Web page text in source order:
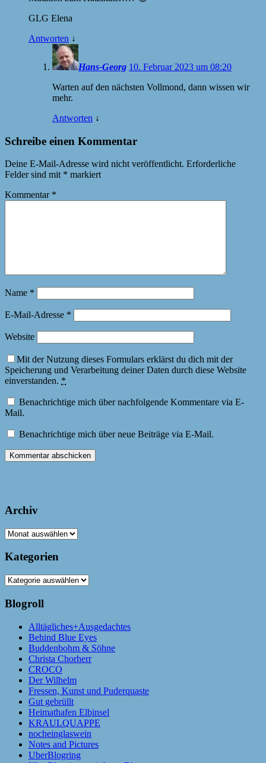
GLG Elena
Antworten ↓
Hans-Georg 10. Februar 2023 um 08:20
Warten auf den nächsten Vollmond, dann wissen wir
mehr.
Antworten ↓
Schreibe einen Kommentar
Deine E-Mail-Adresse wird nicht veröffentlicht. Erforderliche
Felder sind mit * markiert
Kommentar *
Name *
E-Mail-Adresse *
Website
Mit der Nutzung dieses Formulars erklärst du dich mit der
Speicherung und Verarbeitung deiner Daten durch diese Website
einverstanden. *
Benachrichtige mich über nachfolgende Kommentare via E-
Mail.
Benachrichtige mich über neue Beiträge via E-Mail.
Archiv
Archiv
Kategorien
Kategorien
Blogroll
Alltägliches+Ausgedachtes
Behind Blue Eyes
Buddenbohm & Söhne
Christa Chorherr
CROCO
Der Wilhelm
Fressen, Kunst und Puderquaste
Gut gebrüllt
Heimathafen Elbinsel
KRAULQUAPPE
nocheinglaswein
Notes and Pictures
UberBlogring